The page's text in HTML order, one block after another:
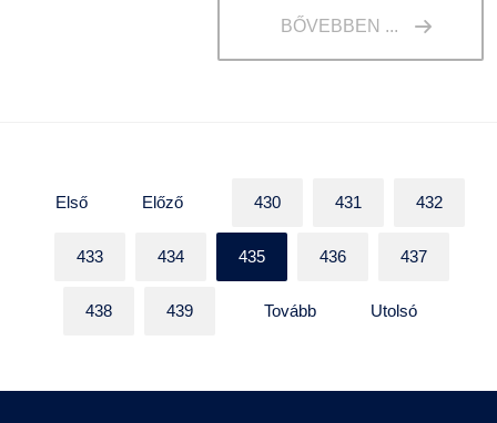
BŐVEBBEN ...
Első Előző 430 431 432
433 434 435 436 437
438 439 Tovább Utolsó